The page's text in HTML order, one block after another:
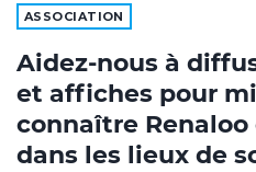
ASSOCIATION
Aidez-nous à
et affiches pour
connaître
dans les lieux de